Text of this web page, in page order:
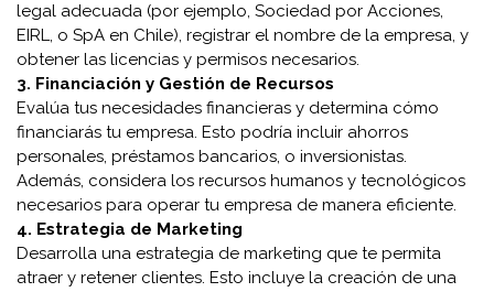
legal adecuada (por ejemplo, Sociedad por Acciones,
EIRL, o SpA en Chile), registrar el nombre de la empresa, y
obtener las licencias y permisos necesarios.
3. Financiación y Gestión de Recursos
Evalúa tus necesidades financieras y determina cómo
financiarás tu empresa. Esto podría incluir ahorros
personales, préstamos bancarios, o inversionistas.
Además, considera los recursos humanos y tecnológicos
necesarios para operar tu empresa de manera eficiente.
4. Estrategia de Marketing
Desarrolla una estrategia de marketing que te permita
atraer y retener clientes. Esto incluye la creación de una